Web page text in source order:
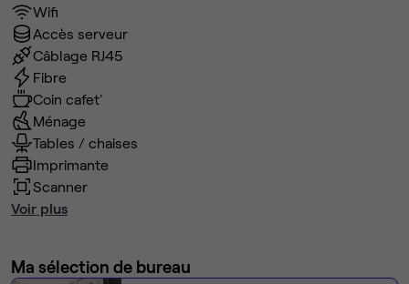
Vidéo disponible sur demande.
Contactez-nous pour organiser une visite.
A très vite.
tag : Bureaux à partager , location bureau paris , coworking
, co-working , local paris 11
Wifi
Accès serveur
Câblage RJ45
Fibre
Coin cafet'
Ménage
Tables / chaises
Imprimante
Scanner
Voir plus
Ma sélection de bureau